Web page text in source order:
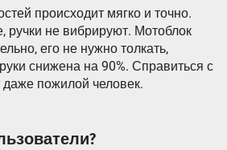
происходит мягко и точно.
ручки не вибрируют. Мотоблок
его не нужно толкать,
снижена на 90%. Справиться с
пожилой человек.